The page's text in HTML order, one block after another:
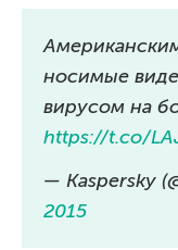
носимые
вирусом на
https://t.co/
— Kaspersky
2015